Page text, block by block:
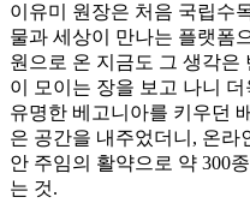
이유미 원장은 처음 국립수
물과 세상이 만나는 플랫폼
원으로 온 지금도 그 생각은
이 모이는 장을 보고 나니
유명한 베고니아를 키우던
은 공간을 내주었더니, 온
안 주임의 활약으로 약 300
는 것.